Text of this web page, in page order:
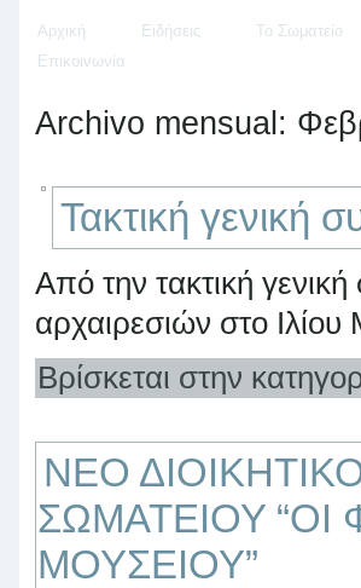
Αρχική Ειδήσεις Το Σωματείο
Επικοινωνία
Archivo mensual:
Τακτική γενική
Από την τακτική
αρχαιρεσιών στο
Βρίσκεται στην
ΝΕΟ
ΣΩΜΑΤΕΙΟΥ “ΟΙ
ΜΟΥΣΕΙΟΥ”